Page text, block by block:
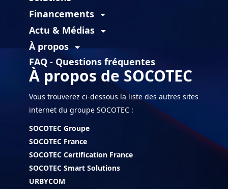
Financements arrow_drop_down
Actu & Médias arrow_drop_down
À proposarrow_drop_down
FAQ - Questions fréquentes
À propos de SOCOTEC
Vous trouverez ci-dessous la liste des autres sites
internet du groupe SOCOTEC :
SOCOTEC Groupe
SOCOTEC France
SOCOTEC Certification France
SOCOTEC Smart Solutions
URBYCOM